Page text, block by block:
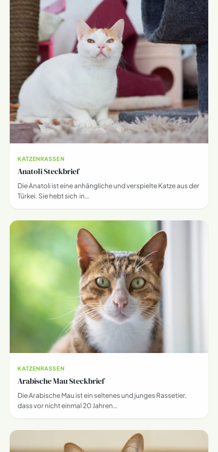
KATZENRASSEN
Anatoli Steckbrief
Die Anatoli ist eine anhängliche und verspielte Katze aus der
Türkei. Sie hebt sich in…
KATZENRASSEN
Arabische Mau Steckbrief
Die Arabische Mau ist ein seltenes und junges Rassetier,
dass vor nicht einmal 20 Jahren…